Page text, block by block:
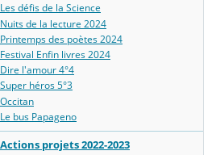
Les défis de la Science
Nuits de la lecture 2024
Printemps des poètes 2024
Festival Enfin livres 2024
Dire l'amour 4°4
Super héros 5°3
Occitan
Le bus Papageno
Actions projets 2022-2023